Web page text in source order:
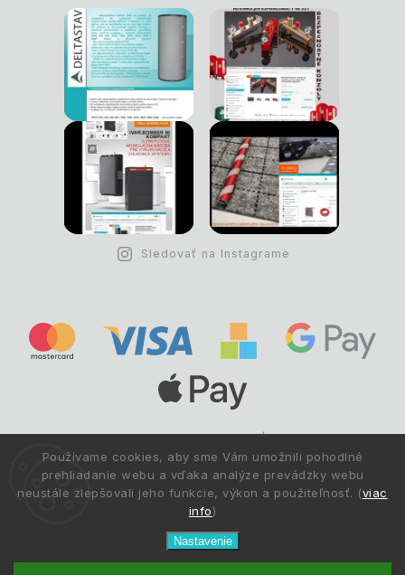
Používame cookies, aby sme Vám umožnili pohodlné
prehliadanie webu a vďaka analýze prevádzky webu
neustále zlepšovali jeho funkcie, výkon a použiteľnosť. (viac
info)
Nastavenie
Sledovať na Instagrame
Všetky práva vyhradené.